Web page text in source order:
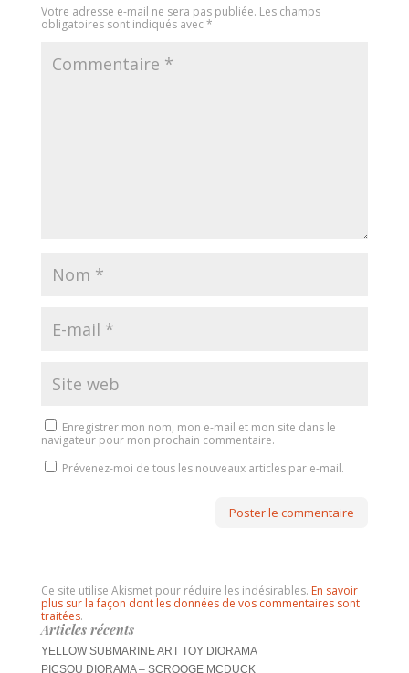
Votre adresse e-mail ne sera pas publiée. Les champs
obligatoires sont indiqués avec*
Enregistrer mon nom, mon e-mail et mon site dans le
navigateur pour mon prochain commentaire.
Prévenez-moi de tous les nouveaux articles par e-mail.
Ce site utilise Akismet pour réduire les indésirables. En savoir
plus sur la façon dont les données de vos commentaires sont
traitées.
Articles récents
YELLOW SUBMARINE ART TOY DIORAMA
PICSOU DIORAMA – SCROOGE MCDUCK